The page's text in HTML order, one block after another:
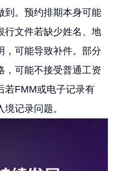
到。预约排期本身可能
行文件若缺少姓名、地
，可能导致补件。部分
，可能不接受普通工资
若FMM或电子记录有
记录问题。